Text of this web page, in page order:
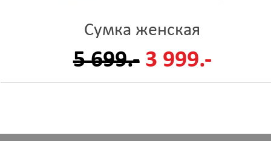
Сумка женская
5 699.- 3 999.-